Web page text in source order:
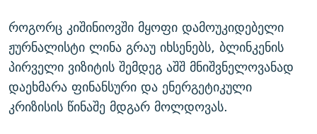
როგორც კიშინიოვში მყოფი დამოუკიდებელი
ჟურნალისტი ლინა გრაუ იხსენებს, ბლინკენის
პირველი ვიზიტის შემდეგ აშშ მნიშვნელოვანად
დაეხმარა ფინანსური და ენერგეტიკული
კრიზისის წინაშე მდგარ მოლდოვას.